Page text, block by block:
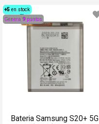
+5 en stock
Genera 9puntos
Bateria Samsung S20+ 5G